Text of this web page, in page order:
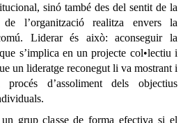
sinó també des del sentit de la
l’organització realitza envers la
Liderar és això: aconseguir la
s’implica en un projecte col•lectiu i
un lideratge reconegut li va mostrant i
d’assoliment dels objectius
grup classe de forma efectiva si el